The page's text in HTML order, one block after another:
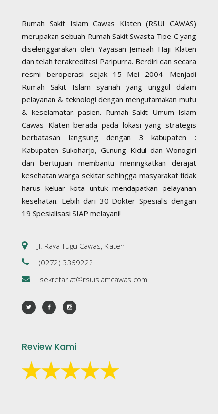
Rumah Sakit Islam Cawas Klaten (RSUI CAWAS)
merupakan sebuah Rumah Sakit Swasta Tipe C yang
diselenggarakan oleh Yayasan Jemaah Haji Klaten
dan telah terakreditasi Paripurna. Berdiri dan secara
resmi beroperasi sejak 15 Mei 2004. Menjadi
Rumah Sakit Islam syariah yang unggul dalam
pelayanan & teknologi dengan mengutamakan mutu
& keselamatan pasien. Rumah Sakit Umum Islam
Cawas Klaten berada pada lokasi yang strategis
berbatasan langsung dengan 3 kabupaten :
Kabupaten Sukoharjo, Gunung Kidul dan Wonogiri
dan bertujuan membantu meningkatkan derajat
kesehatan warga sekitar sehingga masyarakat tidak
harus keluar kota untuk mendapatkan pelayanan
kesehatan. Lebih dari 30 Dokter Spesialis dengan
19 Spesialisasi SIAP melayani!
Jl. Raya Tugu Cawas, Klaten
(0272) 3359222
sekretariat@rsuislamcawas.com
Review Kami